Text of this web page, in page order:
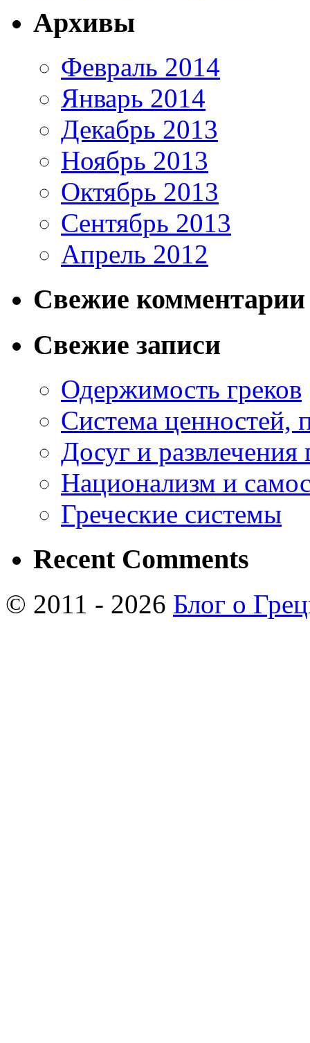
Архивы
Февраль 2014
Январь 2014
Декабрь 2013
Ноябрь 2013
Октябрь 2013
Сентябрь 2013
Апрель 2012
Свежие комментарии
Свежие записи
Одержимость греков
Система ценностей,
Досуг и развлечения
Национализм и
Греческие системы
Recent Comments
© 2011 - 2026 Блог о